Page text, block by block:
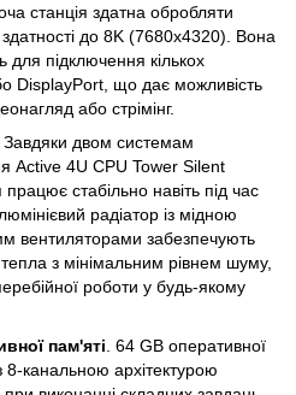
станція здатна обробляти
здатності до 8K (7680x4320). Вона
для підключення кількох
DisplayPort, що дає можливість
або стрімінг.
Завдяки двом системам
Active 4U CPU Tower Silent
стабільно навіть під час
радіатор із мідною
вентиляторами забезпечують
з мінімальним рівнем шуму,
роботи у будь-якому
пам'яті . 64 GB оперативної
канальною архітектурою